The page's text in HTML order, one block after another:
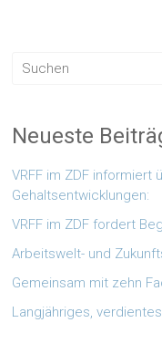
Neueste
VRFF im ZDF informiert
Gehaltsentwicklungen:
VRFF im ZDF fordert
Arbeitswelt- und
Gemeinsam mit zehn
Langjähriges,